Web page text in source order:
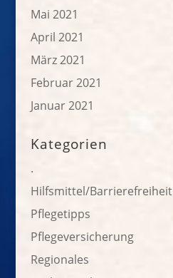
Mai 2021
April 2021
März 2021
Februar 2021
Januar 2021
Kategorien
.
Hilfsmittel/Barrierefreiheit
Pflegetipps
Pflegeversicherung
Regionales